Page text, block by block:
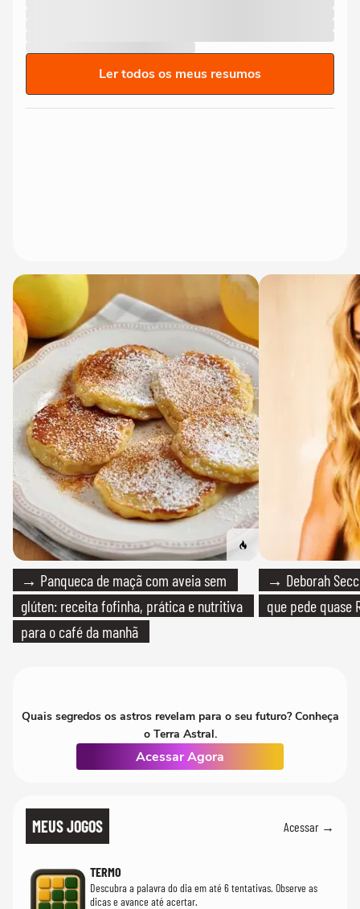
Ler todos os meus resumos
→ Panqueca de maçã com aveia sem
glúten: receita fofinha, prática e nutritiva
para o café da manhã
→ Deborah
que pede quase
Quais segredos os astros revelam para o seu futuro? Conheça
o Terra Astral.
Acessar Agora
MEUS JOGOS Acessar →
TERMO
Descubra a palavra do dia em até 6 tentativas. Observe as
dicas e avance até acertar.